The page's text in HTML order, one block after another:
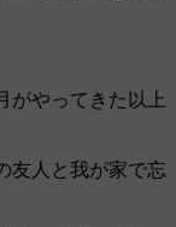
がやってきた以上
友人と我が家で忘